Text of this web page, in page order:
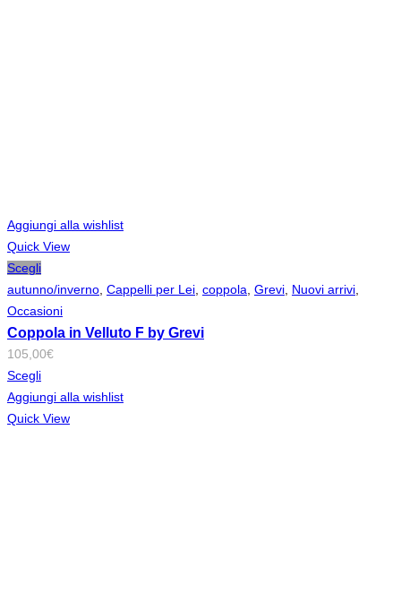
Aggiungi alla wishlist
Quick View
Scegli
autunno/inverno Cappelli per Lei coppola Grevi Nuovi arrivi
Occasioni
Coppola in Velluto F by Grevi
105,00€
Scegli
Aggiungi alla wishlist
Quick View